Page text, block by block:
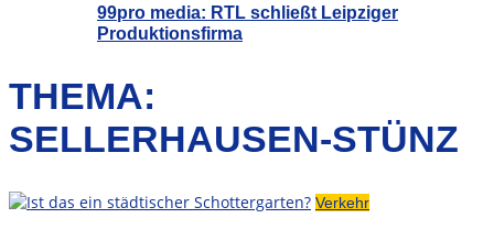
99pro media: RTL schließt Leipziger
Produktionsfirma
THEMA:
SELLERHAUSEN-STÜNZ
Verkehr